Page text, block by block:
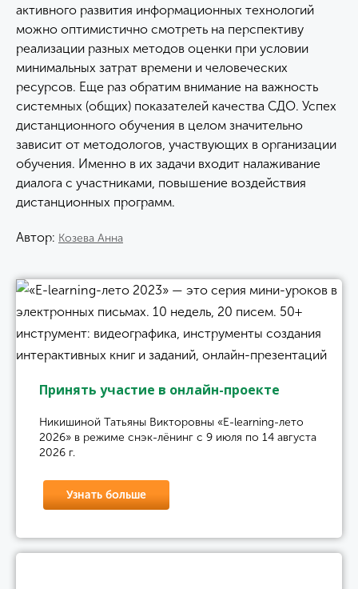
активного развития информационных технологий
можно оптимистично смотреть на перспективу
реализации разных методов оценки при условии
минимальных затрат времени и человеческих
ресурсов. Еще раз обратим внимание на важность
системных (общих) показателей качества СДО. Успех
дистанционного обучения в целом значительно
зависит от методологов, участвующих в организации
обучения. Именно в их задачи входит налаживание
диалога с участниками, повышение воздействия
дистанционных программ.
Автор: Козева Анна
Принять участие в онлайн-проекте
Никишиной Татьяны Викторовны «E-learning-лето
2026» в режиме снэк-лёнинг с 9 июля по 14 августа
2026 г.
Узнать больше